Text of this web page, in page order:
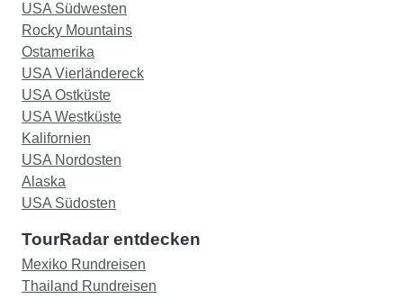
USA Südwesten
Rocky Mountains
Ostamerika
USA Vierländereck
USA Ostküste
USA Westküste
Kalifornien
USA Nordosten
Alaska
USA Südosten
TourRadar entdecken
Mexiko Rundreisen
Thailand Rundreisen